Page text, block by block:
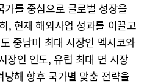
가를 중심으로 글로벌 성장을
, 현재 해외사업 성과를 이끌고
중남미 최대 시장인 멕시코와
장인 인도, 유럽 최대 면 시장
해 향후 국가별 맞춤 전략을